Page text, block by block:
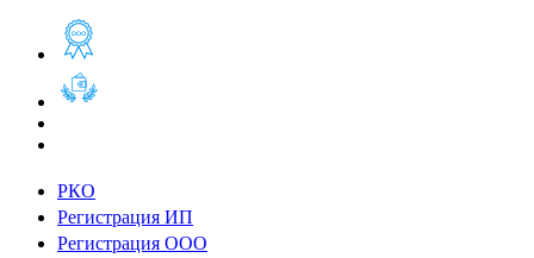
РКО
Регистрация ИП
Регистрация ООО